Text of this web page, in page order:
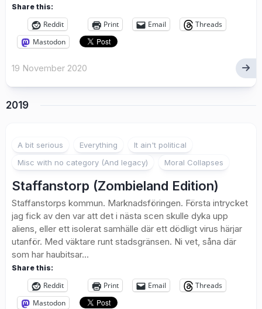
Share this:
Reddit Print Email
Threads
Mastodon
19 November 2020
2019
A bit serious Everything
It ain't political
Misc with no category (And legacy)
Moral Collapses
Staffanstorp (Zombieland Edition)
Staffanstorps kommun. Marknadsföringen. Första intrycket
jag fick av den var att det i nästa scen skulle dyka upp
aliens, eller ett isolerat samhälle där ett dödligt virus härjar
utanför. Med väktare runt stadsgränsen. Ni vet, såna där
som har haubitsar...
Share this:
Reddit Print Email
Threads
Mastodon